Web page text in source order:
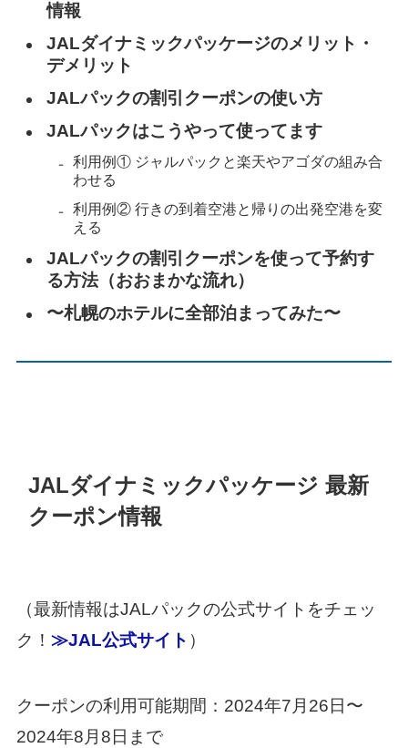
情報
JALダイナミックパッケージのメリット・
デメリット
JALパックの割引クーポンの使い方
JALパックはこうやって使ってます
利用例① ジャルパックと楽天やアゴダの組み合
わせる
利用例② 行きの到着空港と帰りの出発空港を変
える
JALパックの割引クーポンを使って予約す
る方法（おおまかな流れ）
〜札幌のホテルに全部泊まってみた〜
JALダイナミックパッケージ 最新
クーポン情報
（最新情報はJALパックの公式サイトをチェッ
ク！ ≫JAL公式サイト ）
クーポンの利用可能期間：2024年7月26日〜
2024年8月8日まで